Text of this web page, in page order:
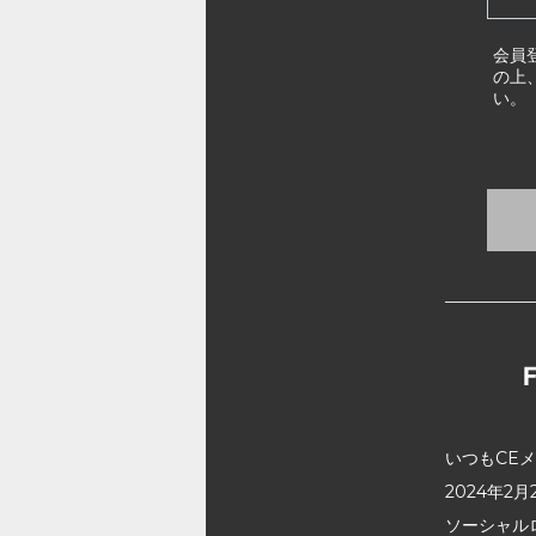
会員
の上
い。
いつもCE
2024年2月
ソーシャ